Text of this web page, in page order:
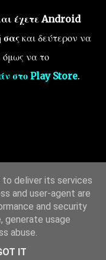
έχετε Android
σαςκαι δεύτερον να
όμως να το
στο Play Store.
deliver its services
and user-agent are
and security
generate usage
abuse.
IT